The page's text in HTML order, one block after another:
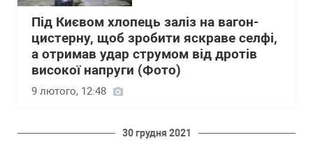
Під Києвом хлопець заліз на вагон-
цистерну, щоб зробити яскраве селфі,
а отримав удар струмом від дротів
високої напруги (Фото)
9 лютого, 12:48
30 грудня 2021